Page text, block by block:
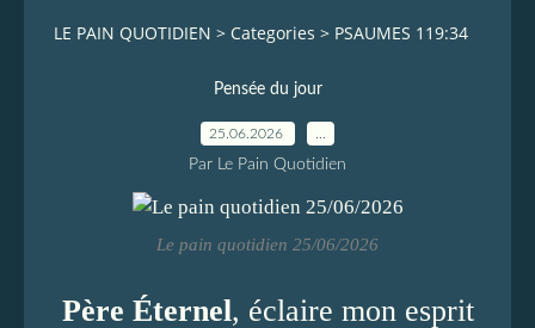
LE PAIN QUOTIDIEN > Categories > PSAUMES 119:34
Pensée du jour
25.06.2026
Par Le Pain Quotidien
Le pain quotidien 25/06/2026
Père Éternel, éclaire mon esprit